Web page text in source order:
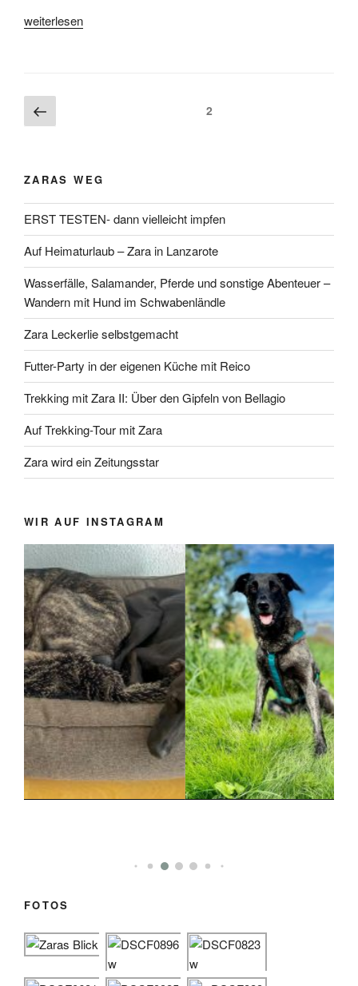
„Gerettet
angekommen“
weiterlesen
Beitragsnavigation
Vorherige
Seite
Seite2
ZARAS WEG
ERST TESTEN- dann vielleicht impfen
Auf Heimaturlaub – Zara in Lanzarote
Wasserfälle, Salamander, Pferde und sonstige Abenteuer –
Wandern mit Hund im Schwabenländle
Zara Leckerlie selbstgemacht
Futter-Party in der eigenen Küche mit Reico
Trekking mit Zara II: Über den Gipfeln von Bellagio
Auf Trekking-Tour mit Zara
Zara wird ein Zeitungsstar
WIR AUF INSTAGRAM
FOTOS